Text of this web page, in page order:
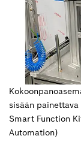
sisään
Smart Function
Automation)